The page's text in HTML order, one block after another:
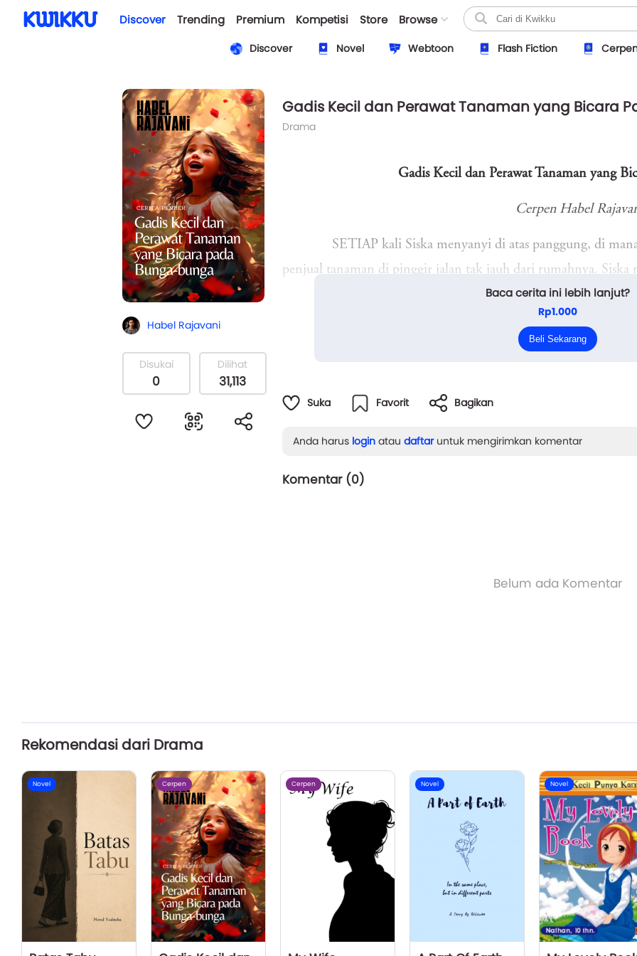
Discover Trending Premium Kompetisi Store Browse
Discover Novel Webtoon Flash Fiction
Habel Rajavani
Disukai
0
Dilihat
31,113
Gadis Kecil dan Perawat Tanaman yang Bicara
Drama
Gadis Kecil dan Perawat Tanaman yang
Cerpen Habel
SETIAP kali Siska menyanyi di atas panggung, di
penjual tanaman di pinggir jalan tak jauh dari rumahnya. Siska
di Kuala Lumpur, di London, di Paris, di New York, di man-
Dulu, setiap kali pulang ke rumah lamanya itu untuk
menyempatkan diri untuk juga menemui Pak Ram...
Baca cerita ini lebih lanjut?
Rp1.000
Beli Sekarang
Suka Favorit Bagikan
Anda harus login atau daftaruntuk mengirimkan komentar
Komentar (0)
Belum ada Komentar
Rekomendasi dari Drama
Novel Cerpen Cerpen Novel Novel